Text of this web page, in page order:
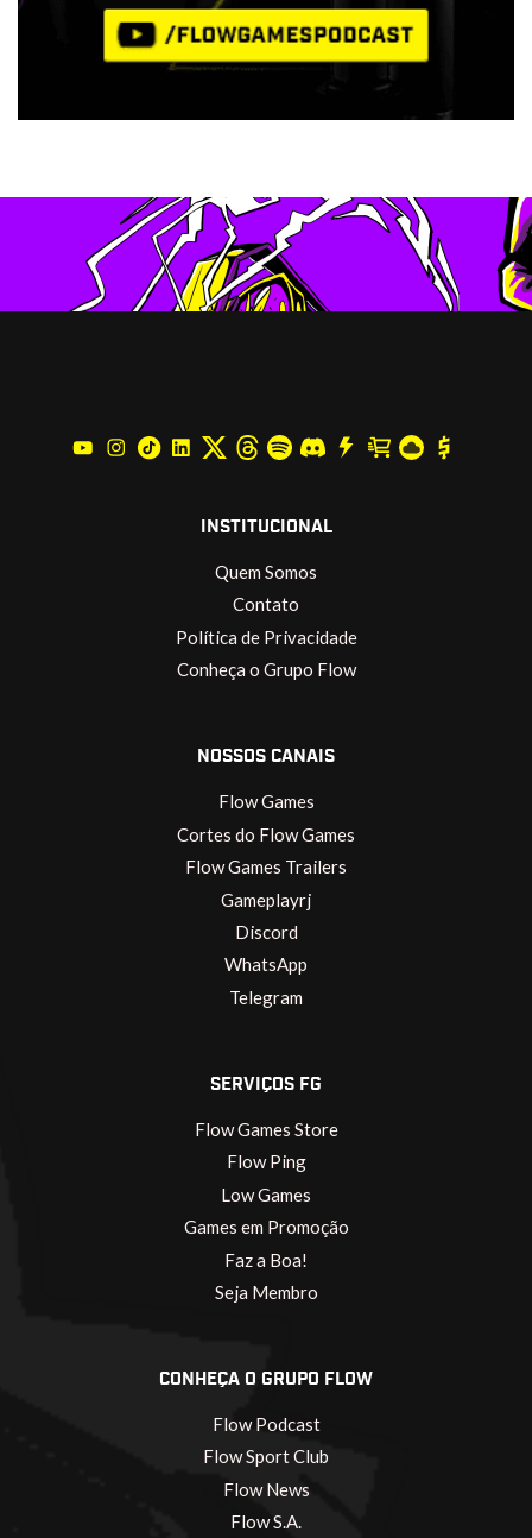
INSTITUCIONAL
Quem Somos
Contato
Política de Privacidade
Conheça o Grupo Flow
NOSSOS CANAIS
Flow Games
Cortes do Flow Games
Flow Games Trailers
Gameplayrj
Discord
WhatsApp
Telegram
SERVIÇOS FG
Flow Games Store
Flow Ping
Low Games
Games em Promoção
Faz a Boa!
Seja Membro
CONHEÇA O GRUPO FLOW
Flow Podcast
Flow Sport Club
Flow News
Flow S.A.